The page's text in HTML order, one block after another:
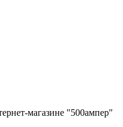
магазине "500ампер"